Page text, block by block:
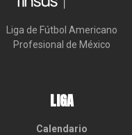
Liga de Fútbol Americano
Profesional de México
LIGA
Calendario